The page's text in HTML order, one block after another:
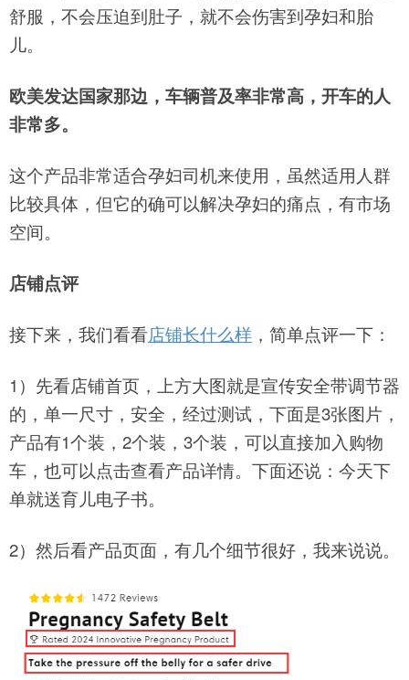
舒服，不会压迫到肚子，就不会伤害到孕妇和胎
儿。
欧美发达国家那边，车辆普及率非常高，开车的人
非常多。
这个产品非常适合孕妇司机来使用，虽然适用人群
比较具体，但它的确可以解决孕妇的痛点，有市场
空间。
店铺点评
接下来，我们看看店铺长什么样 ， 简单点评一下：
1）先看店铺首页，上方大图就是宣传安全带调节器
的，单一尺寸，安全，经过测试，下面是3张图片，
产品有1个装，2个装，3个装，可以直接加入购物
车，也可以点击查看产品详情。下面还说：今天下
单就送育儿电子书。
2）然后看产品页面，有几个细节很好，我来说说。